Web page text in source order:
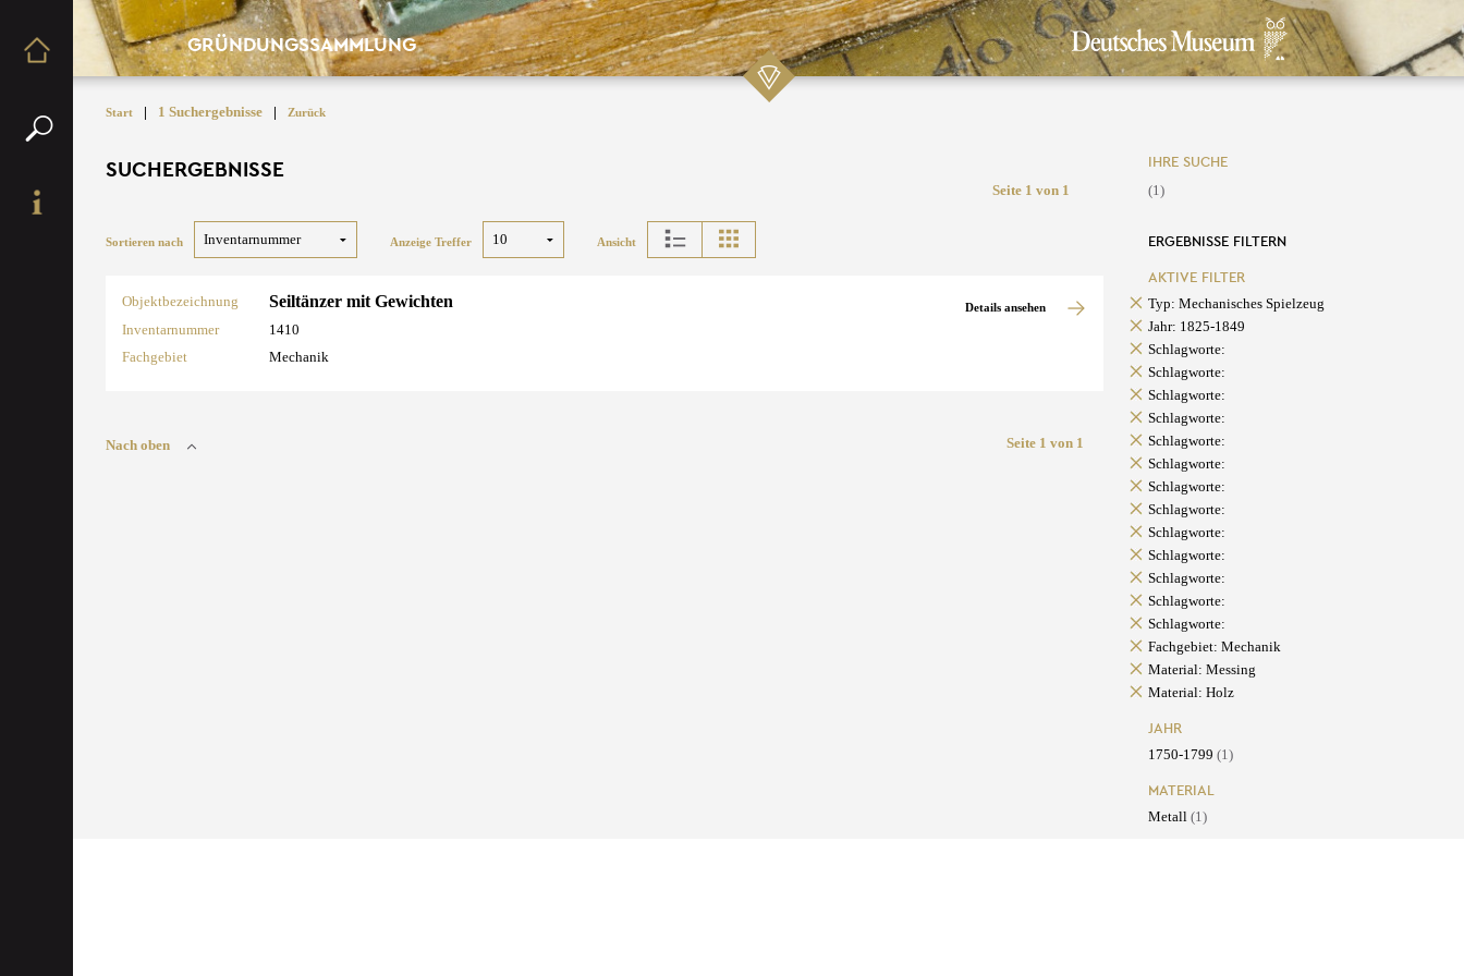
GRÜNDUNGSSAMMLUNG
Start | 1 Suchergebnisse | Zurück
SUCHERGEBNISSE
Seite 1 von 1
Sortieren nach Anzeige Treffer Ansicht
Objektbezeichnung Seiltänzer mit Gewichten
Inventarnummer
1410
Fachgebiet
Mechanik
Details ansehen
Nach oben Seite 1 von 1
IHRE SUCHE
(1)
ERGEBNISSE FILTERN
AKTIVE FILTER
Typ: Mechanisches Spielzeug
Jahr: 1825-1849
Schlagworte:
Schlagworte:
Schlagworte:
Schlagworte:
Schlagworte:
Schlagworte:
Schlagworte:
Schlagworte:
Schlagworte:
Schlagworte:
Schlagworte:
Schlagworte:
Schlagworte:
Fachgebiet: Mechanik
Material: Messing
Material: Holz
JAHR
1750-1799 (1)
MATERIAL
Metall (1)